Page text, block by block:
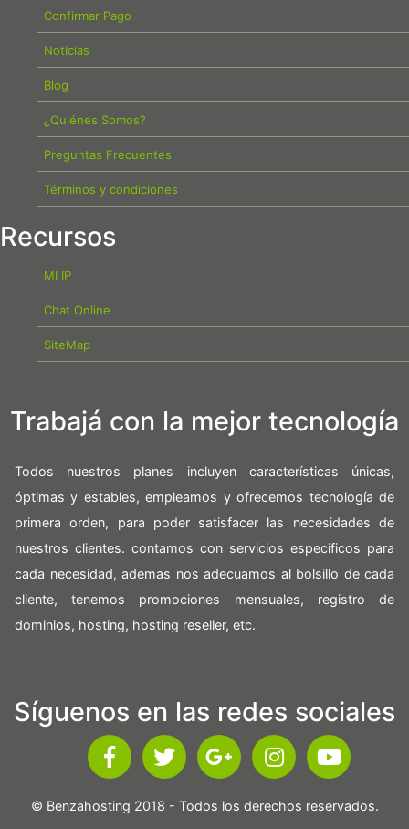
Confirmar Pago
Noticias
Blog
¿Quiénes Somos?
Preguntas Frecuentes
Términos y condiciones
Recursos
MI IP
Chat Online
SiteMap
Trabajá con la mejor tecnología
Todos nuestros planes incluyen características únicas,
óptimas y estables, empleamos y ofrecemos tecnología de
primera orden, para poder satisfacer las necesidades de
nuestros clientes. contamos con servicios especificos para
cada necesidad, ademas nos adecuamos al bolsillo de cada
cliente, tenemos promociones mensuales, registro de
dominios, hosting, hosting reseller, etc.
Síguenos en las redes sociales
© Benzahosting 2018 - Todos los derechos reservados.